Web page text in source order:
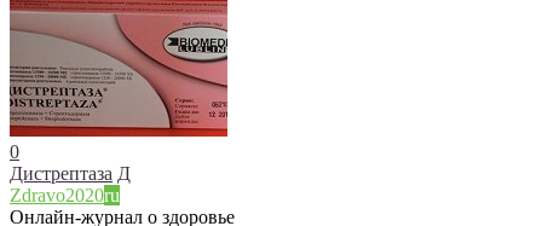
0
Дистрептаза Д
Zdravo2020ru
Онлайн-журнал о здоровье